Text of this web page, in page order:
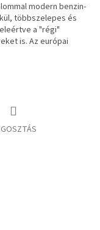
modern benzin-
többszelepes és
a "régi"
is. Az európai